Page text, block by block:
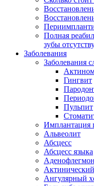
Полная
зубы
Заболевания
Заболевания
Гингвит
Пульпит
Имплантация
Альвеолит
Абсцесс
Абсцесс языка
Ангулярный